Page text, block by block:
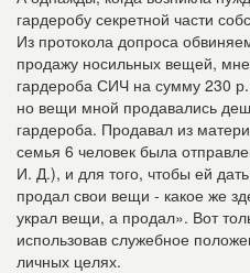
гардеробу секретной части
Из протокола допроса
продажу носильных вещей,
гардероба СИЧ на сумму 230
но вещи мной продавались
гардероба. Продавал из
семья 6 человек была
И. Д.), и для того, чтобы ей
продал свои вещи - какое же
украл вещи, а продал». Вот
использовав служебное
личных целях.